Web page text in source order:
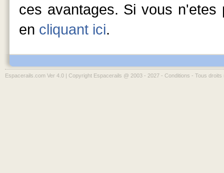
ces avantages. Si vous
en cliquant ici.
Espacerails.com Ver 4.0 | Copyright Espacerails @ 2003 - 2027 - Conditions - Tous droits